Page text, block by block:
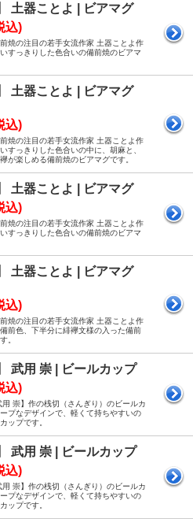
土器ことよ | ビアマグ
込)
焼の注目の若手女流作家 土器ことよ作
すっきりした色合いの備前焼のビアマ
土器ことよ | ビアマグ
込)
焼の注目の若手女流作家 土器ことよ作
すっきりした色合いの中に、胡麻と、
が楽しめる備前焼のビアマグです。
土器ことよ | ビアマグ
込)
焼の注目の若手女流作家 土器ことよ作
すっきりした色合いの備前焼のビアマ
土器ことよ | ビアマグ
込)
焼の注目の若手女流作家 土器ことよ作
前色、下半分に緋襷文様の入った備前
。
武用 崇 | ビールカップ
込)
崇】作の桟切（さんぎり）のビールカ
プなデザインで、軽くて持ちやすいの
ップです。
武用 崇 | ビールカップ
込)
崇】作の桟切（さんぎり）のビールカ
プなデザインで、軽くて持ちやすいの
ップです。